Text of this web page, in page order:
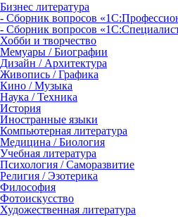
Бизнес литература
- Сборник вопросов
- Сборник вопросов
Хобби и творчество
Мемуары / Биографии
Дизайн / Архитектура
Живопись / Графика
Кино / Музыка
Наука / Техника
История
Иностранные языки
Компьютерная литература
Медицина / Биология
Учебная литература
Психология / Саморазвитие
Религия / Эзотерика
Философия
Фотоискусство
Художественная литература